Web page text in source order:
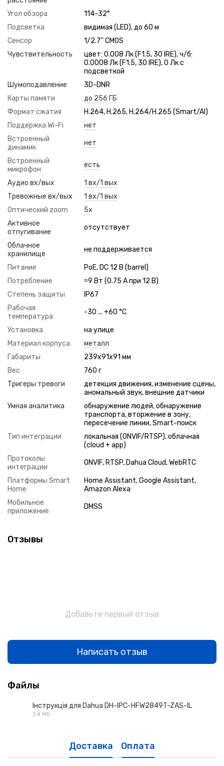
Угол обзора
114-32°
Подсветка
видимая (LED), до 60 м
Сенсор
1/2.7'' CMOS
Чувствительность
цвет: 0.008 Лк (F1.5, 30 IRE), ч/б:
0.0008 Лк (F1.5, 30 IRE), 0 Лк с
подсветкой
Шумоподавление
3D-DNR
Карты памяти
до 256 ГБ
Формат сжатия
H.264, H.265, H.264/H.265 (Smart/AI)
Поддержка Wi-Fi
нет
Встроенный
динамик
нет
Встроенный
микрофон
есть
Аудио вх/вых
1 вх/1 вых
Тревожные вх/вых
1 вх/1 вых
Оптический zoom
5x
Активное
отпугивание
отсутствует
Облачное
хранилище
не поддерживается
Питание
PoE, DC 12 В (barrel)
Потребление
≈9 Вт (0.75 А при 12 В)
Степень защиты
IP67
Рабочая
температура
-30 ... +60 °C
Установка
на улице
Материал корпуса
металл
Габариты
239x91x91 мм
Вес
760 г
Тригеры тревоги
детекция движения, изменение сцены,
аномальный звук, внешние датчики
Умная аналитика
обнаружение людей, обнаружение
транспорта, вторжение в зону,
пересечение линии, Smart-поиск
Тип интеграции
локальная (ONVIF/RTSP), облачная
(cloud + app)
Протоколы
интеграции
ONVIF, RTSP, Dahua Cloud, WebRTC
Платформы Smart
Home
Home Assistant, Google Assistant,
Amazon Alexa
Мобильное
приложение
DMSS
Отзывы
Добавьте первый отзыв
Написать отзыв
Файлы
Інструкція для Dahua DH-IPC-HFW2849T-ZAS-IL
3.4 МБ
Доставка Оплата